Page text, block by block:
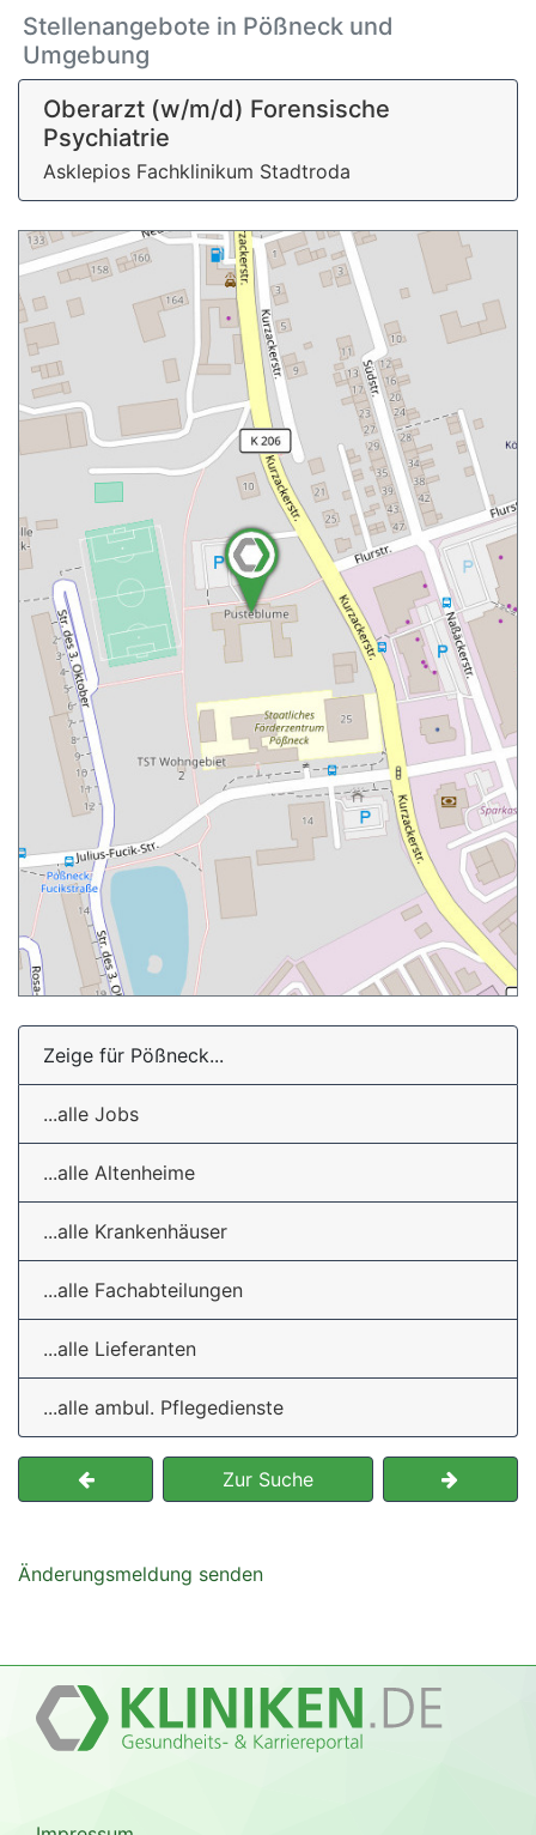
Stellenangebote in Pößneck und
Umgebung
Oberarzt (w/m/d) Forensische
Psychiatrie
Asklepios Fachklinikum Stadtroda
Zeige für Pößneck...
...alle Jobs
...alle Altenheime
...alle Krankenhäuser
...alle Fachabteilungen
...alle Lieferanten
...alle ambul. Pflegedienste
Zur Suche
Änderungsmeldung senden